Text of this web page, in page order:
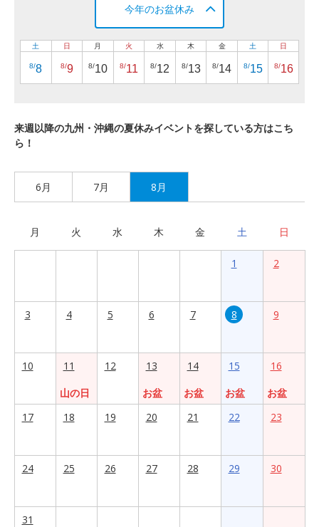
今年のお盆休み
土
8/8
日
8/9
月
8/10
火
8/11
水
8/12
木
8/13
金
8/14
土
8/15
日
8/16
来週以降の九州・沖縄の夏休みイベントを探している方はこち
ら！
6月 7月 8月
月 火 水 木 金 土 日
1 2
3 4 5 6 7 8 9
10
11
山の日
12
13
お盆
14
お盆
15
お盆
16
お盆
17
18 19 20 21 22 23
24 25 26 27 28 29 30
31